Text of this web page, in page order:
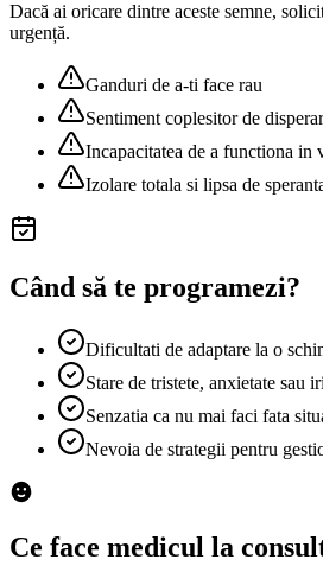
Dacă ai oricare dintre aceste semne,
urgență.
Ganduri de a-ti face rau
Sentiment coplesitor de
Incapacitatea de a functiona in
Izolare totala si lipsa de
Când să te programezi?
Dificultati de adaptare la o
Stare de tristete, anxietate sau
Senzatia ca nu mai faci fata
Nevoia de strategii pentru
Ce face medicul la